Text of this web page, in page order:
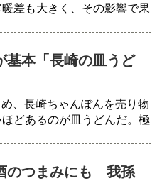
差も大きく、その影響で果
基本「長崎の皿うど
、長崎ちゃんぽんを売り物
どあるのが皿うどんだ。極
のつまみにも 我孫